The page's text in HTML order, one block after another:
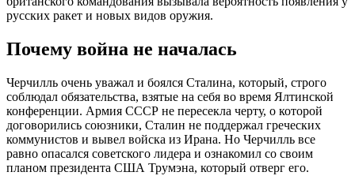
русских ракет и новых видов оружия.
Почему война не началась
Черчилль очень уважал и боялся Сталина, который, строго
соблюдал обязательства, взятые на себя во время Ялтинской
конференции. Армия СССР не пересекла черту, о которой
договорились союзники, Сталин не поддержал греческих
коммунистов и вывел войска из Ирана. Но Черчилль все
равно опасался советского лидера и ознакомил со своим
планом президента США Трумэна, который отверг его.